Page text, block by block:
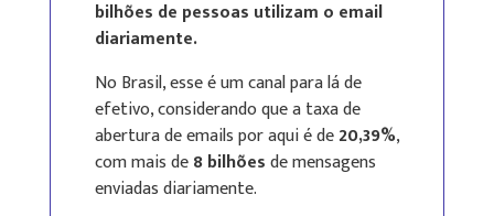
bilhões de pessoas utilizam o email
diariamente.
No Brasil, esse é um canal para lá de
efetivo, considerando que a taxa de
abertura de emails por aqui é de20,39%,
com mais de8 bilhõesde mensagens
enviadas diariamente.